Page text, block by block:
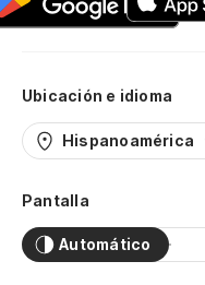
Ubicación e idioma
Hispanoamérica
Pantalla
Automático